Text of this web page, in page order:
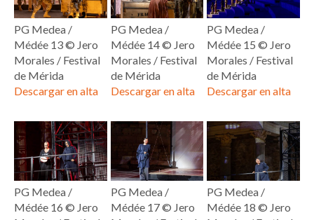
PG Medea /
Médée 13 © Jero
Morales / Festival
de Mérida
Descargar en alta
PG Medea /
Médée 14 © Jero
Morales / Festival
de Mérida
Descargar en alta
PG Medea /
Médée 15 © Jero
Morales / Festival
de Mérida
Descargar en alta
PG Medea /
Médée 16 © Jero
PG Medea /
Médée 17 © Jero
PG Medea /
Médée 18 © Jero